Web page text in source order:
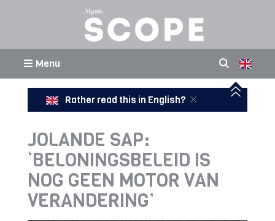
Menu
Rather read this in English?
JOLANDE SAP:
‘BELONINGSBELEID IS
NOG GEEN MOTOR VAN
VERANDERING’